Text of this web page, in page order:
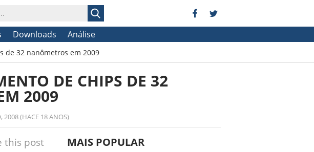
Downloads Análise
de 32 nanômetros em 2009
DE CHIPS DE 32
2009
2008 (HACE 18 ANOS)
this post MAIS POPULAR